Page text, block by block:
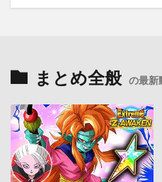
まとめ全般 の最新